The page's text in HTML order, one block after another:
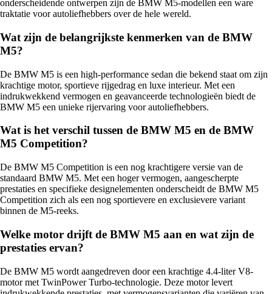
onderscheidende ontwerpen zijn de BMW M5-modellen een ware
traktatie voor autoliefhebbers over de hele wereld.
Wat zijn de belangrijkste kenmerken van de BMW
M5?
De BMW M5 is een high-performance sedan die bekend staat om zijn
krachtige motor, sportieve rijgedrag en luxe interieur. Met een
indrukwekkend vermogen en geavanceerde technologieën biedt de
BMW M5 een unieke rijervaring voor autoliefhebbers.
Wat is het verschil tussen de BMW M5 en de BMW
M5 Competition?
De BMW M5 Competition is een nog krachtigere versie van de
standaard BMW M5. Met een hoger vermogen, aangescherpte
prestaties en specifieke designelementen onderscheidt de BMW M5
Competition zich als een nog sportievere en exclusievere variant
binnen de M5-reeks.
Welke motor drijft de BMW M5 aan en wat zijn de
prestaties ervan?
De BMW M5 wordt aangedreven door een krachtige 4.4-liter V8-
motor met TwinPower Turbo-technologie. Deze motor levert